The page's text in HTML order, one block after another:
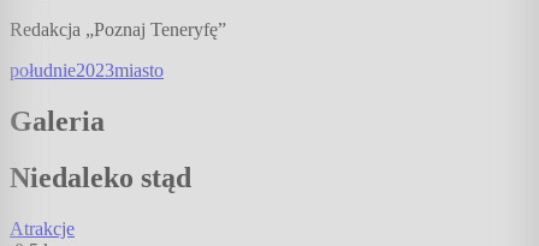
Redakcja „Poznaj Teneryfę”
południe2023miasto
Galeria
Niedaleko stąd
Atrakcje